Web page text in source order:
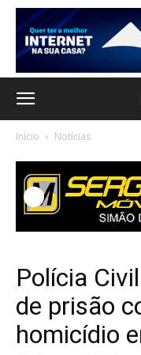
Início Notícias
Polícia
de prisão
homicídio